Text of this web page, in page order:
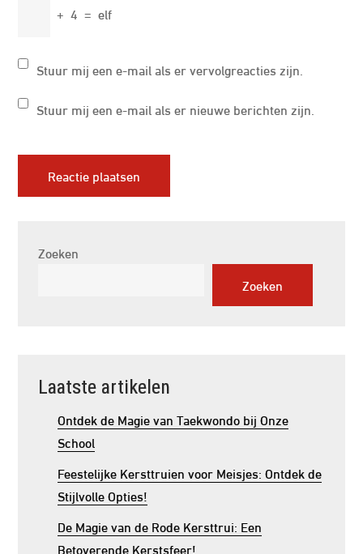
+ 4 = elf
Stuur mij een e-mail als er vervolgreacties zijn.
Stuur mij een e-mail als er nieuwe berichten zijn.
Zoeken
Zoeken
Laatste artikelen
Ontdek de Magie van Taekwondo bij Onze
School
Feestelijke Kersttruien voor Meisjes: Ontdek de
Stijlvolle Opties!
De Magie van de Rode Kersttrui: Een
Betoverende Kerstsfeer!